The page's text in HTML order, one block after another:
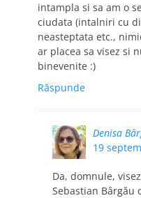
intampla si sa am o
ciudata (intalniri cu
neasteptata etc.,
ar placea sa visez si
binevenite :)
Răspunde
Denisa
19
Da, domnule,
Sebastian Bârgău